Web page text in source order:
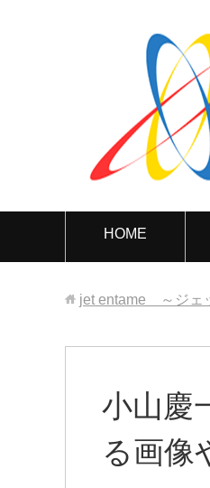
HOME
jet entame ～ジェ
小山慶
る画像